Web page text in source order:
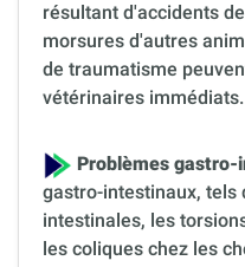
résultant d'accidents
morsures d'autres
de traumatisme
vétérinaires immédiats.
Problèmes gastro-
gastro-intestinaux, tels
intestinales, les
les coliques chez les